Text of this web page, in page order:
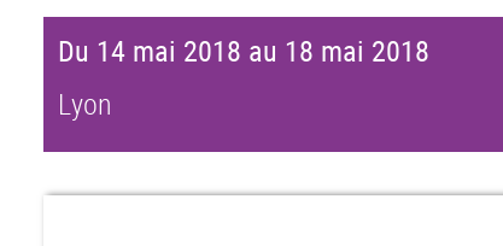
Du 14 mai 2018 au 18 mai 2018
Lyon